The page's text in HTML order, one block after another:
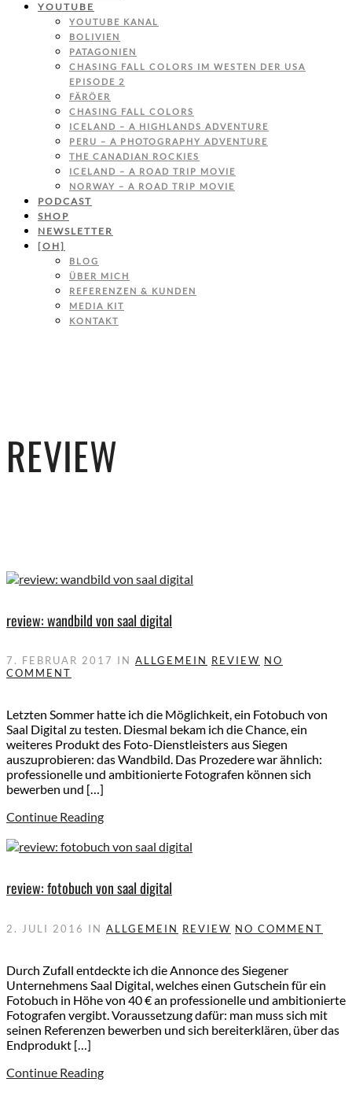
YOUTUBE
YOUTUBE KANAL
BOLIVIEN
PATAGONIEN
CHASING FALL COLORS IM WESTEN DER USA
EPISODE 2
FÄRÖER
CHASING FALL COLORS
ICELAND – A HIGHLANDS ADVENTURE
PERU – A PHOTOGRAPHY ADVENTURE
THE CANADIAN ROCKIES
ICELAND – A ROAD TRIP MOVIE
NORWAY – A ROAD TRIP MOVIE
PODCAST
SHOP
NEWSLETTER
[OH]
BLOG
ÜBER MICH
REFERENZEN & KUNDEN
MEDIA KIT
KONTAKT
REVIEW
review: wandbild von saal digital
7. FEBRUAR 2017 IN ALLGEMEIN REVIEW NO
COMMENT
Letzten Sommer hatte ich die Möglichkeit, ein Fotobuch von
Saal Digital zu testen. Diesmal bekam ich die Chance, ein
weiteres Produkt des Foto-Dienstleisters aus Siegen
auszuprobieren: das Wandbild. Das Prozedere war ähnlich:
professionelle und ambitionierte Fotografen können sich
bewerben und […]
Continue Reading
review: fotobuch von saal digital
2. JULI 2016 IN ALLGEMEIN REVIEW NO COMMENT
Durch Zufall entdeckte ich die Annonce des Siegener
Unternehmens Saal Digital, welches einen Gutschein für ein
Fotobuch in Höhe von 40 € an professionelle und ambitionierte
Fotografen vergibt. Voraussetzung dafür: man muss sich mit
seinen Referenzen bewerben und sich bereiterklären, über das
Endprodukt […]
Continue Reading